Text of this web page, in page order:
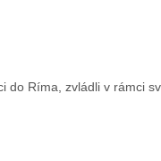
do Ríma, zvládli v rámci